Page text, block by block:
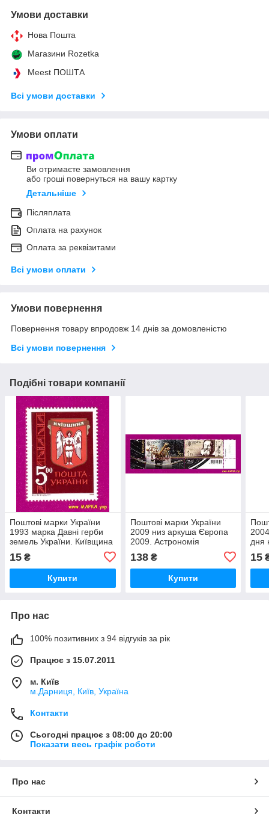
Умови доставки
Нова Пошта
Магазини Rozetka
Meest ПОШТА
Всі умови доставки
Умови оплати
Ви отримаєте замовлення
або гроші повернуться на вашу картку
Детальніше
Післяплата
Оплата на рахунок
Оплата за реквізитами
Всі умови оплати
Умови повернення
Повернення товару впродовж 14 днів за домовленістю
Всі умови повернення
Подібні товари компанії
Поштові марки України
1993 марка Давні герби
земель України. Київщина
15 ₴
Купити
Поштові марки України
2009 низ аркуша Європа
2009. Астрономія
138₴
Купити
дня
15
Про нас
100% позитивних з 94 відгуків за рік
Працює з 15.07.2011
м. Київ
м.Дарниця, Київ, Україна
Контакти
Сьогодні працює з 08:00 до 20:00
Показати весь графік роботи
Про нас
Контакти